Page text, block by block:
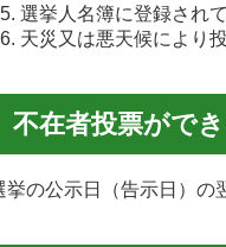
選挙人名簿に登録され
天災又は悪天候により
不在者投票がで
の公示日（告示日）の